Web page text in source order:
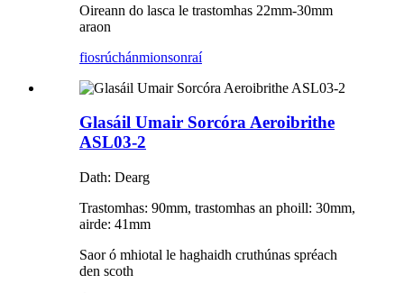
Oireann do lasca le trastomhas 22mm-30mm
araon
fiosrúchánmionsonraí
Glasáil Umair Sorcóra Aeroibrithe
ASL03-2
Dath: Dearg
Trastomhas: 90mm, trastomhas an phoill: 30mm,
airde: 41mm
Saor ó mhiotal le haghaidh cruthúnas spréach
den scoth